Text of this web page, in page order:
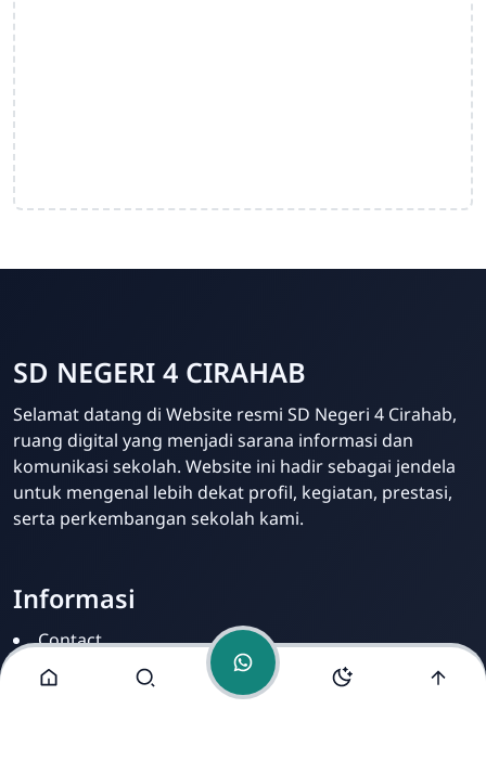
Admin
Online
SD NEGERI 4 CIRAHAB
Selamat datang di Website resmi SD Negeri 4 Cirahab,
ruang digital yang menjadi sarana informasi dan
komunikasi sekolah. Website ini hadir sebagai jendela
untuk mengenal lebih dekat profil, kegiatan, prestasi,
serta perkembangan sekolah kami.
Informasi
Contact
Disclamer